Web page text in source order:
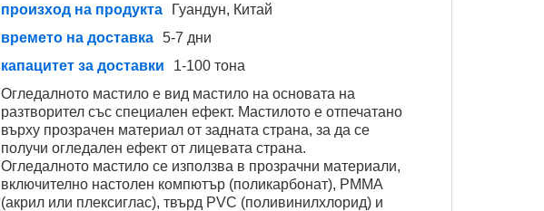
произход на продукта
Гуандун, Китай
времето на доставка
5-7 дни
капацитет за доставки
1-100 тона
Огледалното мастило е вид мастило на основата на
разтворител със специален ефект. Мастилото е отпечатано
върху прозрачен материал от задната страна, за да се
получи огледален ефект от лицевата страна.
Огледалното мастило се използва в прозрачни материали,
включително настолен компютър (поликарбонат), PMMA
(акрил или плексиглас), твърд PVC (поливинилхлорид) и